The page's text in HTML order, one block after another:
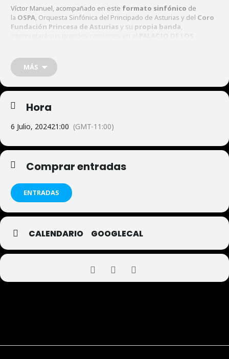
Víctor Manuel, acompañado en este formato sinfónico de
la OSPA, Orquesta Sinfónica del Principado de Asturias y del Coro
Fundación Princesa de Asturias y su propia banda,
de un marco sinfónico repleto de emociones, sensibilidades y
fuerza musical.
GIJÓN –PALACIO DE LOS DEPORTESdeGIJÓN06
JULIO 2024
MÁS
Hora
6 Julio, 202421:00 (GMT-11:00)
Comprar entradas
ENTRADAS
CALENDARIO GOOGLECAL